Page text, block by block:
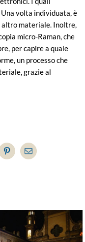
volta individuata, è
materiale. Inoltre,
micro-Raman, che
per capire a quale
un processo che
grazie al
PinterestEmail